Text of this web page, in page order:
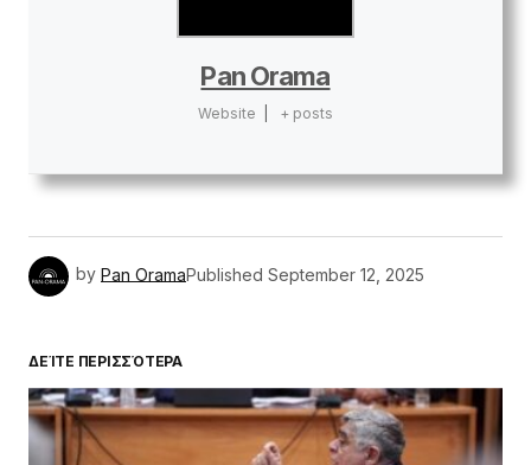
Pan Orama
Website + posts
by Pan OramaPublished September 12, 2025
ΔΕΊΤΕ ΠΕΡΙΣΣΌΤΕΡΑ